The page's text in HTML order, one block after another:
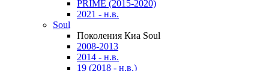
PRIME (2015-2020)
2021 - н.в.
Soul
Поколения Киа Soul
2008-2013
2014 - н.в.
19 (2018 - н.в.)